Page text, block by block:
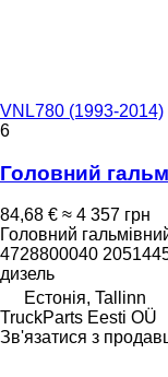
VNL780 (1993-2014)
6
Головний
84,68 € ≈ 4 357 грн
Головний
4728800040
дизель
Естонія, Tallinn
TruckParts Eesti OÜ
Зв'язатися з